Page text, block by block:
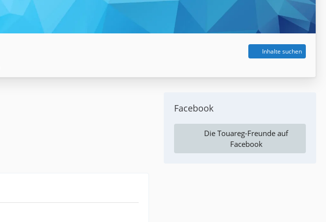
Inhalte suchen
Facebook
Die Touareg-Freunde auf
Facebook